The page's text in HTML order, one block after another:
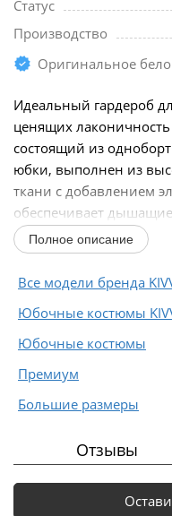
Статус
Производство
Оригинальное
Идеальный гардероб
ценящих
состоящий из
юбки, выполнен из
ткани с добавлением
обеспечивает дышащие
Полное описание
Все модели бренда
Юбочные костюмы
Юбочные костюмы
Премиум
Большие размеры
Отзывы